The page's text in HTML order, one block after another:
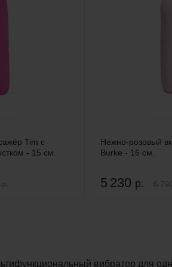
Tim с
- 15 см.
Нежно-розовый
Burke - 16 см.
5 230 р. 6
вибратор для